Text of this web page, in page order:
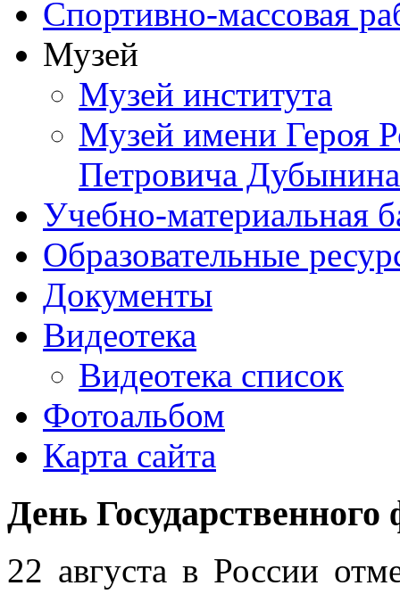
Спортивно-массовая
Музей
Музей института
Музей имени Героя
Петровича Дубынина
Учебно-материальная
Образовательные
Документы
Видеотека
Видеотека список
Фотоальбом
Карта сайта
День
22 августа в России